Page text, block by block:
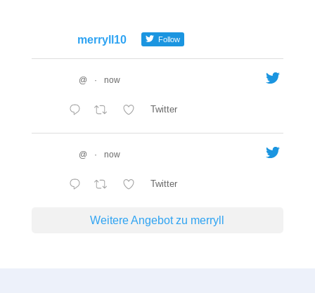
merryll10 Follow
@ · now
Twitter
@ · now
Twitter
Weitere Angebot zu merryll